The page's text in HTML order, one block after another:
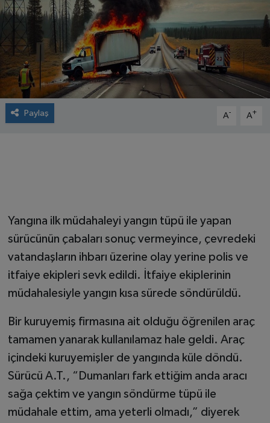
Paylaş A- A+
Yangına ilk müdahaleyi yangın tüpü ile yapan
sürücünün çabaları sonuç vermeyince, çevredeki
vatandaşların ihbarı üzerine olay yerine polis ve
itfaiye ekipleri sevk edildi. İtfaiye ekiplerinin
müdahalesiyle yangın kısa sürede söndürüldü.
Bir kuruyemiş firmasına ait olduğu öğrenilen araç
tamamen yanarak kullanılamaz hale geldi. Araç
içindeki kuruyemişler de yangında küle döndü.
Sürücü A.T., “Dumanları fark ettiğim anda aracı
sağa çektim ve yangın söndürme tüpü ile
müdahale ettim, ama yeterli olmadı,” diyerek